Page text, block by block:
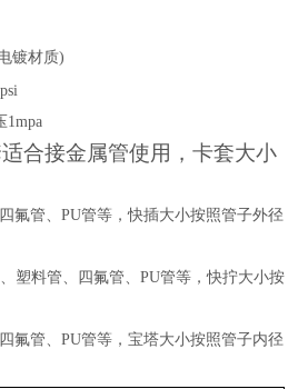
镀材质)
1mpa
合接金属管使用，卡套大小
氟管、PU管等，快插大小按照管子外径
塑料管、四氟管、PU管等，快拧大小按
氟管、PU管等，宝塔大小按照管子内径